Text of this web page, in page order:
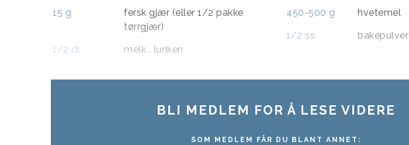
15 g
fersk gjær (eller 1/2 pakke
tørrgjær)
1/2 dl melk , lunken
450-500 g hvetemel
1/2 ss bakepulver
BLI MEDLEM FOR Å LESE VIDERE
SOM MEDLEM FÅR DU BLANT ANNET: